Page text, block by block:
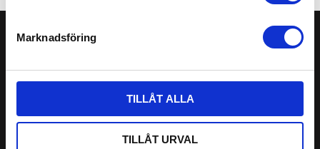
Marknadsföring
TILLÅT ALLA
TILLÅT URVAL
Mitt konto